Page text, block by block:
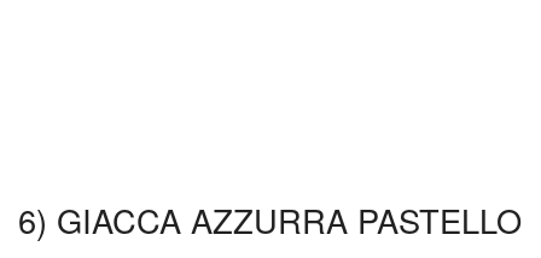
6) GIACCA AZZURRA PASTELLO